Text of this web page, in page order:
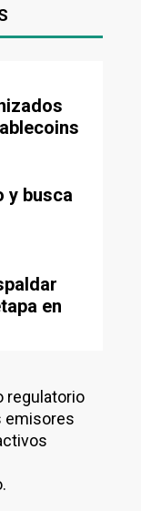
y busca
en
regulatorio
emisores